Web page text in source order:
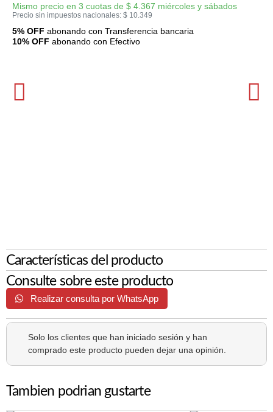
Mismo precio en 3 cuotas de $ 4.367 miércoles y sábados
Precio sin impuestos nacionales: $ 10.349
5% OFF abonando con Transferencia bancaria
10% OFF abonando con Efectivo
Características del producto
Consulte sobre este producto
Realizar consulta por WhatsApp
Solo los clientes que han iniciado sesión y han
comprado este producto pueden dejar una opinión.
Tambien podrian gustarte